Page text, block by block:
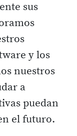
sus
y los
nuestros
a
puedan
el futuro.